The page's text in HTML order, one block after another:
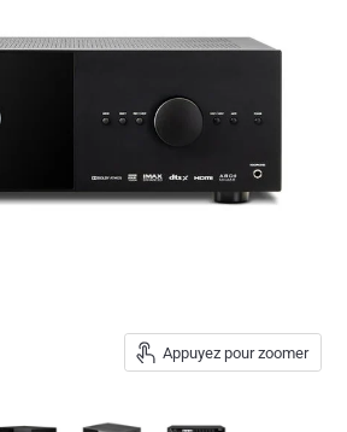
Appuyez pour zoomer